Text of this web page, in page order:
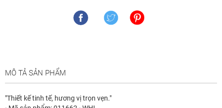
MÔ TẢ SẢN PHẨM
"Thiết kế tinh tế, hương vị trọn vẹn."